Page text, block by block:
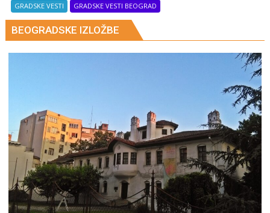
za
naredni
GRADSKE VESTI
GRADSKE VESTI BEOGRAD
BEOGRADSKE IZLOŽBE